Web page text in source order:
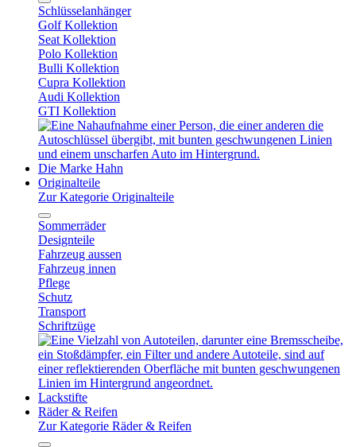
Schlüsselanhänger
Golf Kollektion
Seat Kollektion
Polo Kollektion
Bulli Kollektion
Cupra Kollektion
Audi Kollektion
GTI Kollektion
Die Marke Hahn
Originalteile
Zur Kategorie Originalteile
Sommerräder
Designteile
Fahrzeug aussen
Fahrzeug innen
Pflege
Schutz
Transport
Schriftzüge
Lackstifte
Räder & Reifen
Zur Kategorie Räder & Reifen